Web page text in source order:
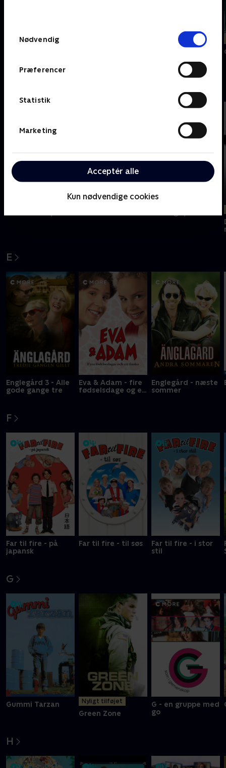
Nødvendig
Præferencer
Statistik
Marketing
Acceptér alle
Kun nødvendige cookies
Copshop Sidste chance
E
Englegård 3 - Alle
gode gange tre
Eva & Adam - fire
fødselsdage og en
Englegård - næste
sommer
F
Far til fire - på
japansk
Far til fire - til søs
Far til fire - i stor
stil
G
Gummi Tarzan Nyligt tilføjet
Green Zone
G - en gruppe med
go
H